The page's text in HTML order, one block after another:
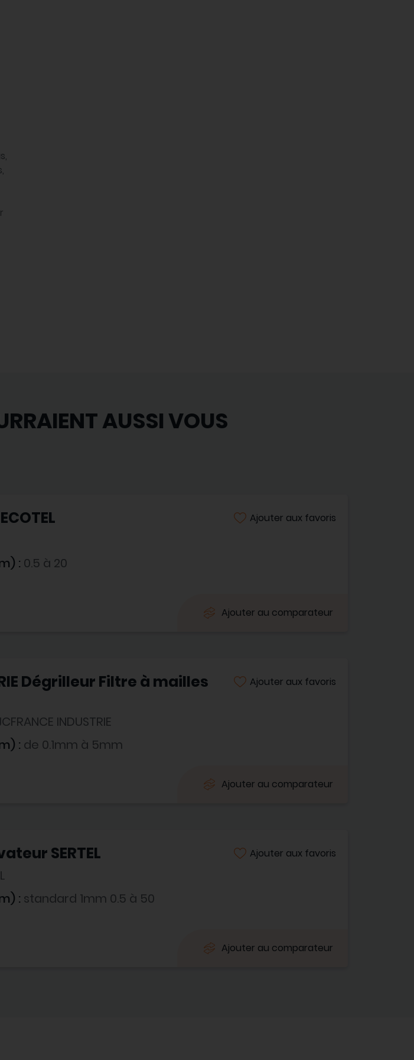
AUSSI VOUS
Ajouter aux favoris
: 0.5 à 20
Ajouter au comparateur
Dégrilleur Filtre à mailles
INDUSTRIE
Ajouter aux favoris
: de 0.1mm à 5mm
Ajouter au comparateur
SERTEL Ajouter aux favoris
: standard 1mm 0.5 à 50
Ajouter au comparateur